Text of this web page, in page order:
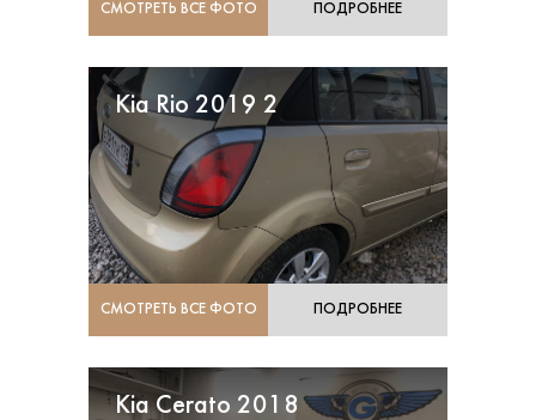
СМОТРЕТЬ ВСЕ ФОТО ПОДРОБНЕЕ
Kia Rio 2019 2
СМОТРЕТЬ ВСЕ ФОТО ПОДРОБНЕЕ
Kia Cerato 2018